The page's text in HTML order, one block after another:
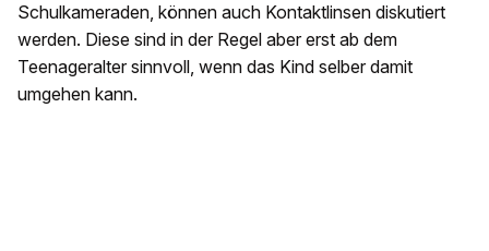
Schulkameraden, können auch Kontaktlinsen diskutiert
werden. Diese sind in der Regel aber erst ab dem
Teenageralter sinnvoll, wenn das Kind selber damit
umgehen kann.